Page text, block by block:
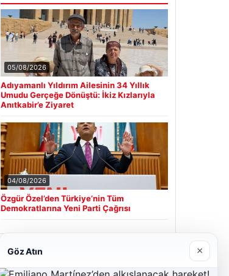
05/08/2026
Adıyamanlı Yıldırım Ailesinin 34 Yıllık
Umudu Gerçeğe Dönüştü: İkiz Kızlarıyla
Anıtkabir’e Ziyaret
04/08/2026
Özgür Özel’den Türkiye’nin Tüm
Demokratlarına Yeni Parti Çağrısı
Son Eklenen Firmalar
Göz Atın ×